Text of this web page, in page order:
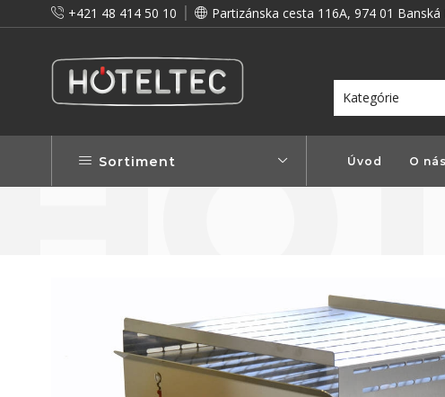
+421 48 414 50 10 Partizánska cesta 116A, 974 01 Banská
a preto vám prinášame vernostné zľavy!
Sortiment Úvod O nás